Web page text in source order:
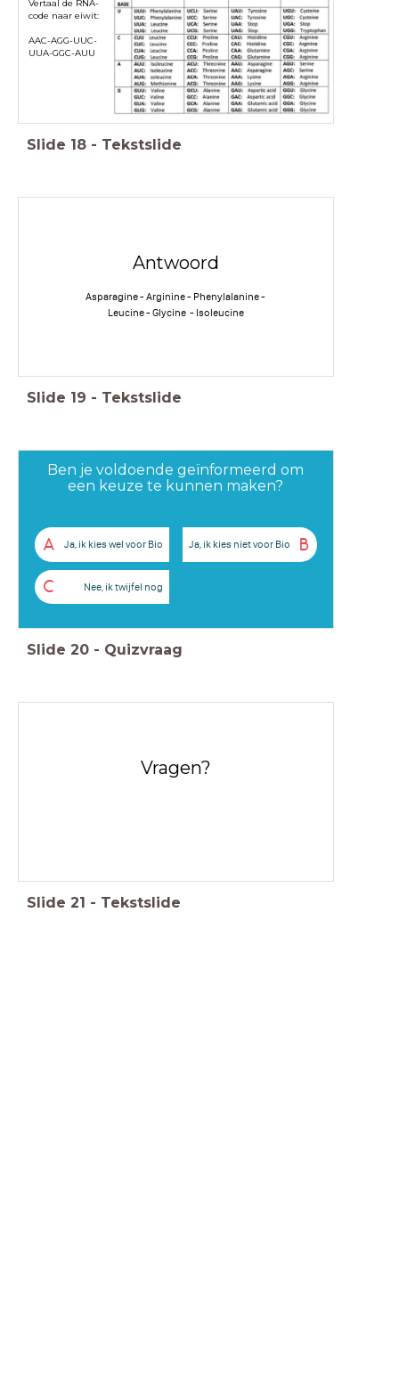
Vertaal de RNA-
code naar eiwit:
AAC-AGG-UUC-
UUA-GGC-AUU
Slide 18 - Tekstslide
Antwoord
Asparagine - Arginine - Phenylalanine -
Leucine - Glycine - Isoleucine
Slide 19 - Tekstslide
Ben je voldoende geïnformeerd om
een keuze te kunnen maken?
A Ja, ik kies wel voor Bio B
Ja, ik kies niet voor Bio
C Nee, ik twijfel nog
Slide 20 - Quizvraag
Vragen?
Slide 21 - Tekstslide